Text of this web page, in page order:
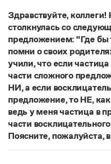
Здравствуйте, коллеги!
столкнулась со
предложением: "Где бы
помни о своих
учили, что если
части сложного
НИ, а если
предложение, то НЕ,
ведь у меня частица в
части
Поясните, пожалуйста,
Правильно:Где бы ты